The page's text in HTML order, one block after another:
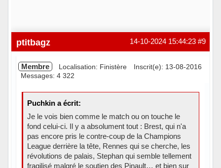
#9
14-10-2024 15:44:23
ptitbagz
Membre Localisation: Finistère
Inscrit(e): 13-08-2016
Messages: 4 322
Puchkin a écrit:
Je le vois bien comme le match ou on touche le
fond celui-ci. Il y a absolument tout : Brest, qui n'a
pas encore pris le contre-coup de la Champions
League derrière la tête, Rennes qui se cherche, les
révolutions de palais, Stephan qui semble tellement
fragilisé malgré le soutien des Pinault… et bien sur